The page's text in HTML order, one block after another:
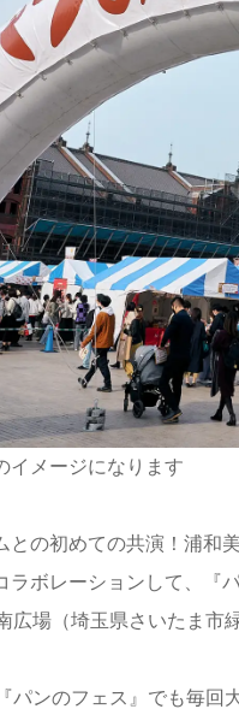
イメージになります
の初めての共演！浦和
ラボレーションして、『
広場（埼玉県さいたま市
パンのフェス』でも毎回